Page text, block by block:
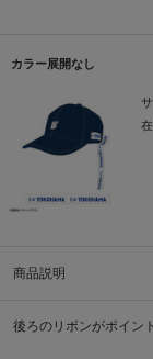
カラー展開なし
商品説明
後ろのリボンがポイン